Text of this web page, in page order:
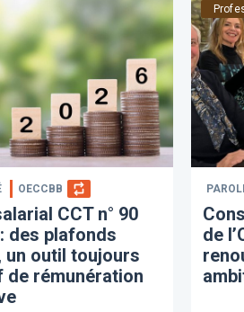
OECCBB
CCT n° 90
des plafonds
un outil toujours
rémunération
de